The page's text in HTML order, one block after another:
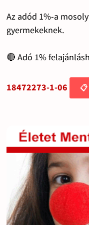
Az adód 1%-a
gyermekeknek.
🔴 Adó 1%
18472273-1-06 📋